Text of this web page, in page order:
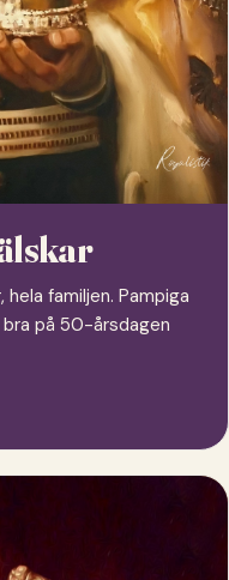
hela familjen. Pampiga
på 50-årsdagen